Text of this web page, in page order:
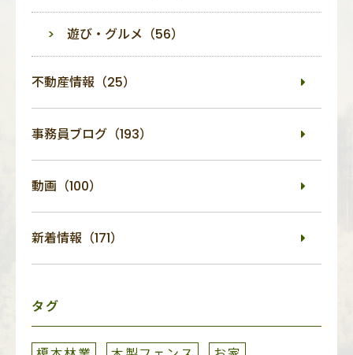
遊び・グルメ（56）
不動産情報（25）
事務員ブログ（193）
動画（100）
新着情報（171）
タグ